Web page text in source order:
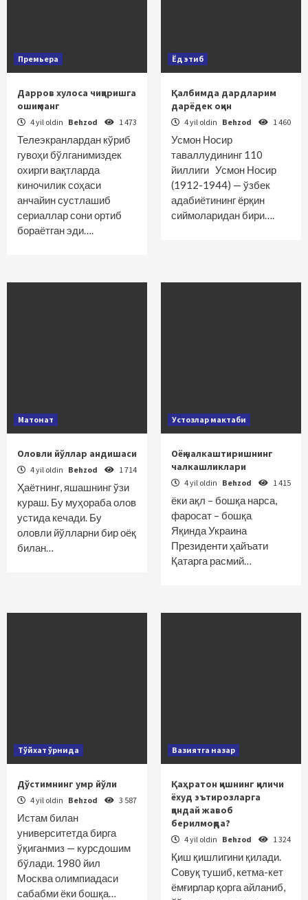
Премьера
Дарров хулоса чиқаришга
ошиқманг
4 yil oldin Behzod 1 473
Телеэкранлардан кўриб
гувоҳи бўлганимиздек
охирги вақтларда
киночилик соҳаси
анчайин сустлашиб
сериаллар сони ортиб
бораётган эди….
Ёд этиб
Қалбимда дардларим
дарёдек оқин
4 yil oldin Behzod 1 460
Усмон Носир
таваллудининг 110
йиллиги Усмон Носир
(1912-1944) — ўзбек
адабиётининг ёрқин
сиймоларидан бири….
Матонат
Оловли йўллар андишаси
4 yil oldin Behzod 1 714
Ҳаётнинг, яшашнинг ўзи
кураш. Бу муҳораба олов
устида кечади. Бу
оловли йўлларни бир оёқ
билан…
Устозлар мактаби
Оёқ чалкаштиришнинг
чалкашликлари
4 yil oldin Behzod 1 415
ёки ақл – бошқа нарса,
фаросат – бошқа
Яқинда Украина
Президенти ҳайъати
Қатарга расмий…
Тўйхат ўрнида
Дўстимнинг умр йўли
4 yil oldin Behzod 3 587
Истам билан
университетда бирга
ўқиганмиз — курсдошим
бўлади. 1980 йил
Москва олимпиадаси
сабабми ёки бошқа…
Вазиятга назар
Қаҳратон қишнинг қиличи
ёхуд эътирозларга
қандай жавоб
берилмоқда?
4 yil oldin Behzod 1 324
Қиш қишлигини қилади.
Совуқ тушиб, кетма-кет
ёмғирлар қорга айланиб,